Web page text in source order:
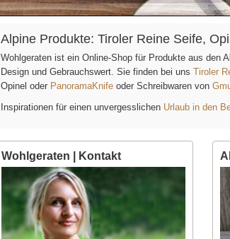
Alpine Produkte: Tiroler Reine Seife,
Wohlgeraten ist ein Online-Shop für Produkte aus den
Design und Gebrauchswert. Sie finden bei uns Tiroler
Opinel oder PanoramaKnife oder Schreibwaren von
Inspirationen für einen unvergesslichen Urlaub in den
Wohlgeraten | Kontakt